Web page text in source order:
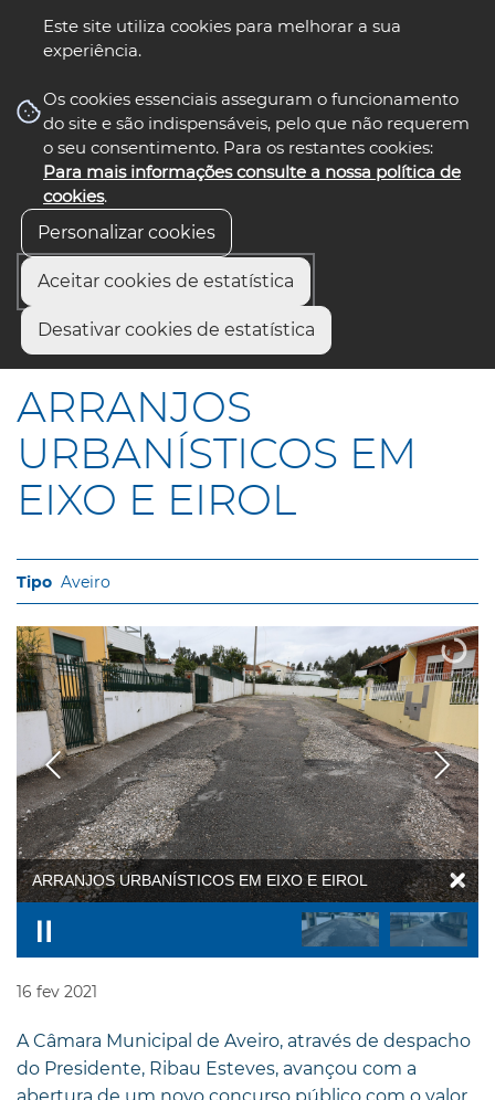
Este site utiliza cookies para melhorar a sua
experiência.
Os cookies essenciais asseguram o funcionamento
do site e são indispensáveis, pelo que não requerem
o seu consentimento. Para os restantes cookies:
Para mais informações consulte a nossa política de
cookies.
Personalizar cookies
Aceitar cookies de estatística
Desativar cookies de estatística
nos select language
Início
ARRANJOS URBANÍSTICOS EM EIXO E EIROL
ARRANJOS
URBANÍSTICOS EM
EIXO E EIROL
Aveiro
ARRANJOS URBANÍSTICOS EM EIXO E EIROL
16 fev 2021
A Câmara Municipal de Aveiro, através de despacho
do Presidente, Ribau Esteves, avançou com a
abertura de um novo concurso público com o valor